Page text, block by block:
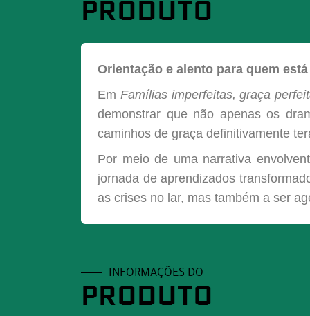
PRODUTO
Orientação e alento para quem
Em Famílias imperfeitas, graça
demonstrar que não apenas os
caminhos de graça definitivamente
Por meio de uma narrativa
jornada de aprendizados
as crises no lar, mas também a ser
INFORMAÇÕES DO
PRODUTO